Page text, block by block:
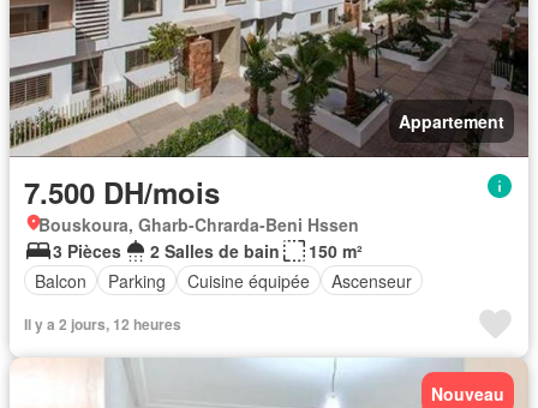
Appartement
7.500 DH/mois
Bouskoura, Gharb-Chrarda-Beni Hssen
3 Pièces
2 Salles de bain
150 m²
Balcon
Parking Cuisine équipée Ascenseur
Il y a 2 jours, 12 heures
Nouveau